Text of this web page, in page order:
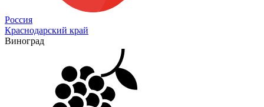
Россия
Краснодарский край
Виноград